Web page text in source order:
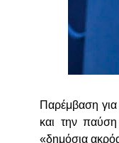
Παρέμβαση για
και την
«δημόσια